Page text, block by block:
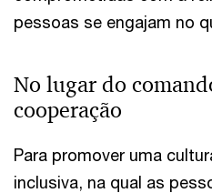
pessoas se engajam no
No lugar do
cooperação
Para promover uma
inclusiva, na qual as